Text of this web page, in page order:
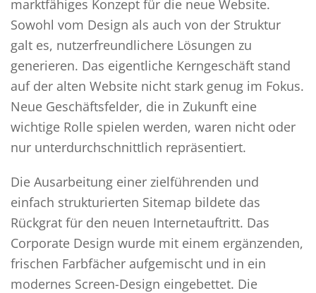
marktfähiges Konzept für die neue Website.
Sowohl vom Design als auch von der Struktur
galt es, nutzerfreundlichere Lösungen zu
generieren. Das eigentliche Kerngeschäft stand
auf der alten Website nicht stark genug im Fokus.
Neue Geschäftsfelder, die in Zukunft eine
wichtige Rolle spielen werden, waren nicht oder
nur unterdurchschnittlich repräsentiert.
Die Ausarbeitung einer zielführenden und
einfach strukturierten Sitemap bildete das
Rückgrat für den neuen Internetauftritt. Das
Corporate Design wurde mit einem ergänzenden,
frischen Farbfächer aufgemischt und in ein
modernes Screen-Design eingebettet. Die